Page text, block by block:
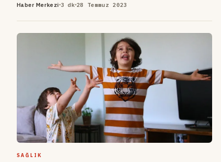
Haber Merkezi 3 dk 28 Temmuz 2023
SAĞLIK